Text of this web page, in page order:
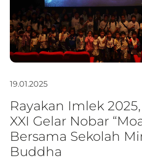
19.01.2025
Rayakan Imlek
XXI Gelar Nobar
Bersama Sekolah
Buddha